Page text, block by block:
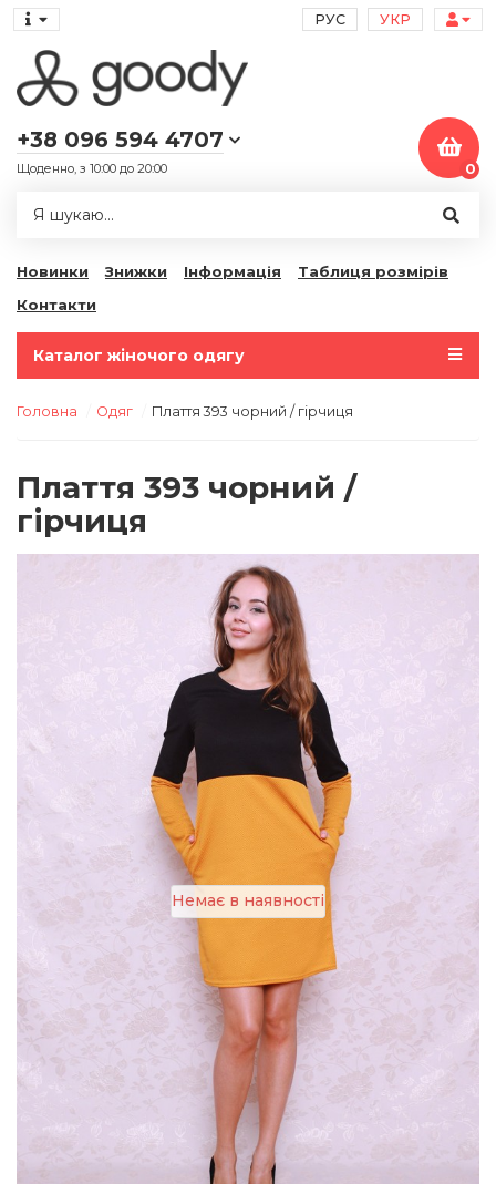
РУС УКР
+38 096 594 4707
Щоденно, з 10:00 до 20:00 0
Новинки Знижки Інформація
Таблиця розмірів
Контакти
Каталог жіночого одягу
Головна Одяг Плаття 393 чорний / гірчиця
Плаття 393 чорний /
гірчиця
Немає в наявності